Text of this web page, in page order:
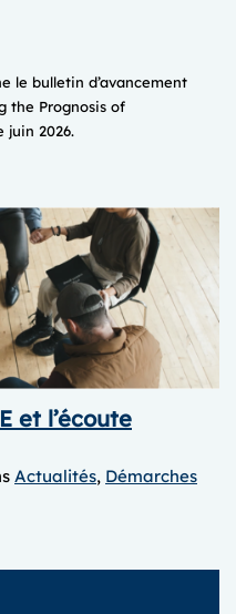
le bulletin d’avancement
the Prognosis of
juin 2026.
et l’écoute
Actualités, Démarches